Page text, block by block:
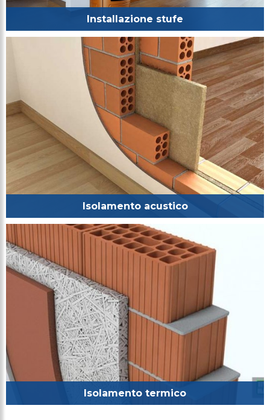
Installazione stufe
Isolamento acustico
Isolamento termico